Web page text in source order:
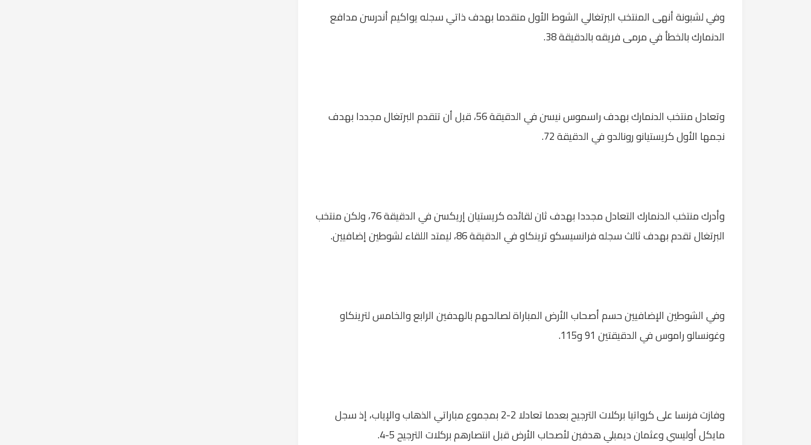
وفي لشبونة أنهى المنتخب البرتغالي الشوط الأول متقدما بهدف ذاتي سجله يواكيم أندرسن مدافع
الدنمارك بالخطأ في مرمى فريقه بالدقيقة 38.
وتعادل منتخب الدنمارك بهدف راسموس نيسن في الدقيقة 56، قبل أن تتقدم البرتغال مجددا بهدف
نجمها الأول كريستيانو رونالدو في الدقيقة 72.
وأدرك منتخب الدنمارك التعادل مجددا بهدف ثان لقائده كريستيان إريكسن في الدقيقة 76، ولكن منتخب
البرتغال تقدم بهدف ثالث سجله فرانسيسكو ترينكاو في الدقيقة 86، ليمتد اللقاء لشوطين إضافيين.
وفي الشوطين الإضافيين حسم أصحاب الأرض المباراة لصالحهم بالهدفين الرابع والخامس لترينكاو
وغونسالو راموس في الدقيقتين 91 و115.
وفازت فرنسا على كرواتيا بركلات الترجيح بعدما تعادلا 2-2 بمجموع مباراتي الذهاب والإياب، إذ سجل
مايكل أوليسي وعثمان ديمبلي هدفين لأصحاب الأرض قبل انتصارهم بركلات الترجيح 5-4.